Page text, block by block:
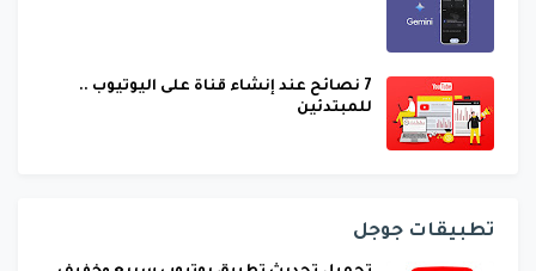
7 نصائح عند إنشاء قناة على اليوتيوب ..
للمبتدئين
تطبيقات جوجل